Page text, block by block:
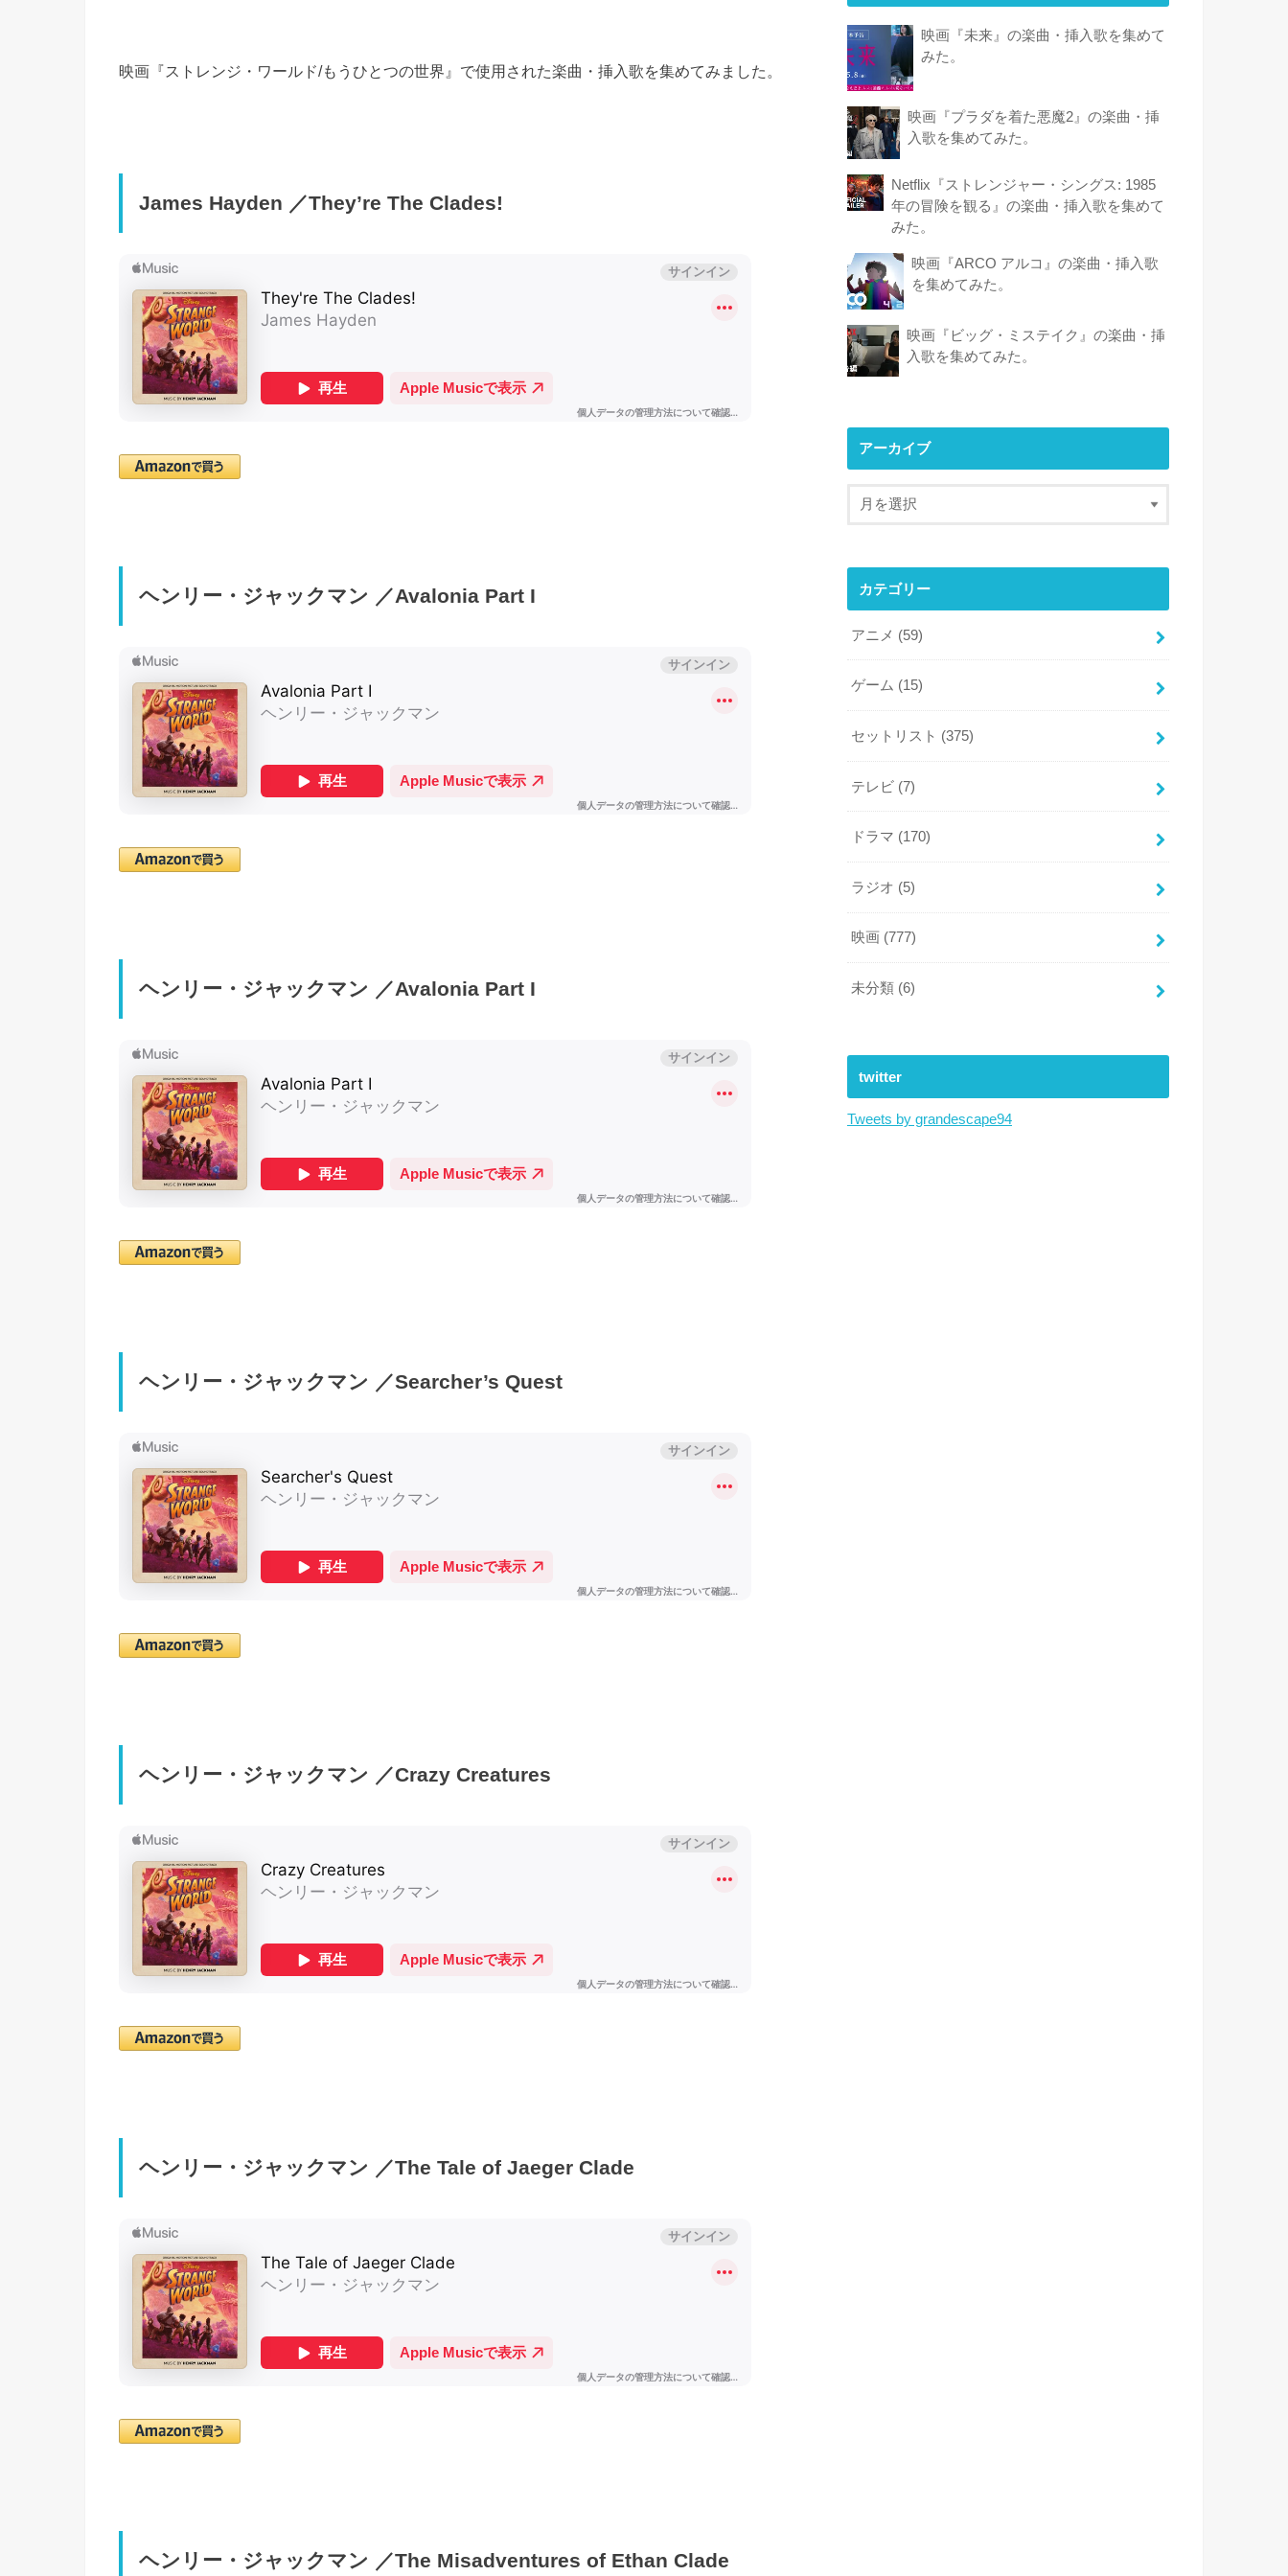
映画『ストレンジ・ワールド/もうひとつの世界』で使用された楽曲・挿入歌を集めてみました。
James Hayden ／They’re The Clades!
ヘンリー・ジャックマン ／Avalonia Part I
ヘンリー・ジャックマン ／Avalonia Part I
ヘンリー・ジャックマン ／Searcher’s Quest
ヘンリー・ジャックマン ／Crazy Creatures
ヘンリー・ジャックマン ／The Tale of Jaeger Clade
ヘンリー・ジャックマン ／The Misadventures of Ethan Clade
映画『未来』の楽曲・挿入歌を集めて
みた。
映画『プラダを着た悪魔2』の楽曲・挿
入歌を集めてみた。
Netflix『ストレンジャー・シングス: 1985
年の冒険 を観 る』の楽曲・挿入歌を集めて
みた。
映画『ARCO アルコ』の楽曲・挿入歌
を集めてみた。
映画『ビッグ・ミステイク』の楽曲・挿
入歌を集めてみた。
アーカイブ
カテゴリー
アニメ (59)
ゲーム (15)
セットリスト (375)
テレビ (7)
ドラマ (170)
ラジオ (5)
映画 (777)
未分類 (6)
twitter
Tweets by grandescape94